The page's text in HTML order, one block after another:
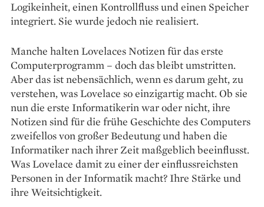
Logikeinheit, einen Kontrollfluss und einen Speicher
integriert. Sie wurde jedoch nie realisiert.
Manche halten Lovelaces Notizen für das erste
Computer­programm – doch das bleibt umstritten.
Aber das ist nebensächlich, wenn es darum geht, zu
verstehen, was Lovelace so einzigartig macht. Ob sie
nun die erste Informatikerin war oder nicht, ihre
Notizen sind für die frühe Geschichte des Computers
zweifellos von großer Bedeutung und haben die
Informatiker nach ihrer Zeit maßgeblich beeinflusst.
Was Lovelace damit zu einer der einflussreichsten
Personen in der Informatik macht? Ihre Stärke und
ihre Weitsichtigkeit.